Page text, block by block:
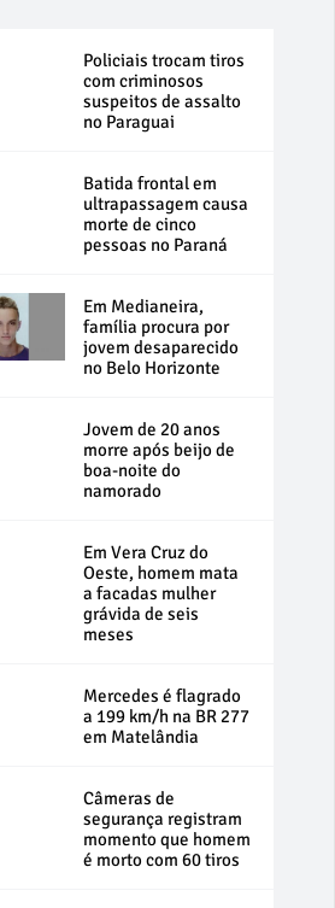
Policiais trocam tiros
com criminosos
suspeitos de assalto
no Paraguai
Batida frontal em
ultrapassagem causa
morte de cinco
pessoas no Paraná
Em Medianeira,
família procura por
jovem desaparecido
no Belo Horizonte
Jovem de 20 anos
morre após beijo de
boa-noite do
namorado
Em Vera Cruz do
Oeste, homem mata
a facadas mulher
grávida de seis
meses
Mercedes é flagrado
a 199 km/h na BR 277
em Matelândia
Câmeras de
segurança registram
momento que homem
é morto com 60 tiros